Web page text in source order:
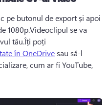
pe butonul de export și apoi
1080p.Videoclipul se va
tău.Îți poți
în OneDrive sau să-l
cum ar fi YouTube,